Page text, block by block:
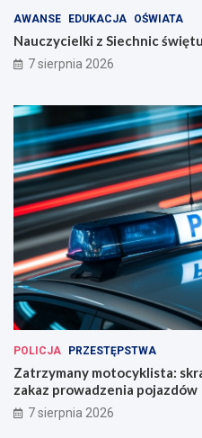
AWANSE EDUKACJA OŚWIATA
Nauczycielki z Siechnic
7 sierpnia 2026
POLICJA PRZESTĘPSTWA
Zatrzymany motocyklista:
zakaz prowadzenia pojazdów
7 sierpnia 2026